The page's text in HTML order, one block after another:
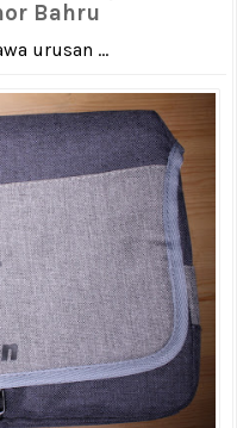
Bahru
urusan ...